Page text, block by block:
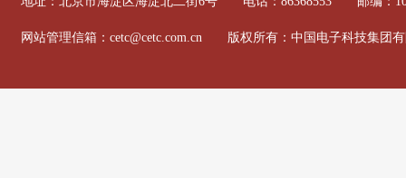
网站管理信箱：cetc@cetc.com.cn 版权所有：中国电子科技集团